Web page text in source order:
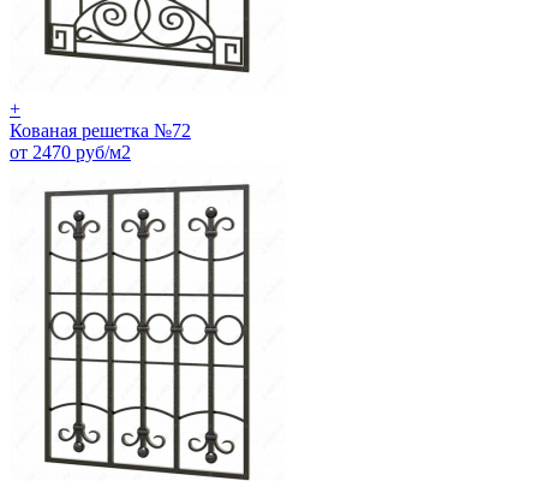
+
Кованая решетка №72
от 2470 руб/м2